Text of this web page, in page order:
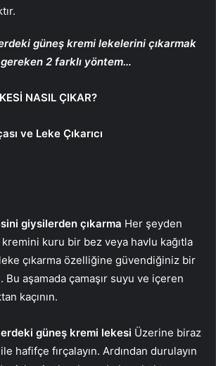
güneş kremi lekelerini çıkarmak
2 farklı yöntem…
NASIL ÇIKAR?
ve Leke Çıkarıcı
giysilerden çıkarma Her şeyden
kuru bir bez veya havlu kağıtla
leke çıkarma özelliğine güvendiğiniz bir
Bu aşamada çamaşır suyu ve içeren
kaçının.
güneş kremi lekesi Üzerine biraz
hafifçe fırçalayın. Ardından durulayın